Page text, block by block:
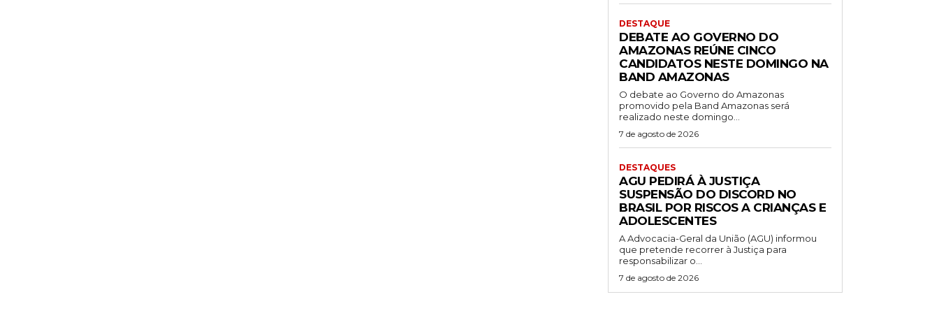
DESTAQUE
DEBATE AO GOVERNO DO
AMAZONAS REÚNE CINCO
CANDIDATOS NESTE DOMINGO NA
BAND AMAZONAS
O debate ao Governo do Amazonas
promovido pela Band Amazonas será
realizado neste domingo...
7 de agosto de 2026
DESTAQUES
AGU PEDIRÁ À JUSTIÇA
SUSPENSÃO DO DISCORD NO
BRASIL POR RISCOS A CRIANÇAS E
ADOLESCENTES
A Advocacia-Geral da União (AGU) informou
que pretende recorrer à Justiça para
responsabilizar o...
7 de agosto de 2026